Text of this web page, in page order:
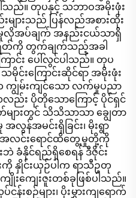
သည်။ တုပနှင့် သဘာဝအမိုးဖုံး
းများသည် ပြန်လည်အစားထိုး
မှုလိုအပ်ချက် အနည်းငယ်သာရှိ
ရိတ်ကို တွက်ချက်သည့်အခါ
ောင်း ပေါ်လွင်ပါသည်။ တုပ
င်းကြောင်းဆိုင်ရာ အမိုးဖုံး
ကျွမ်းကျင်သော လက်မှုပညာ
လည်း ပိုတိုသောကြောင့် ပိုင်ရှင်
ျားတွင် သိသိသာသာ ချွေတာ
လွန်အမင်းရှိခြင်း၊ မိုးရွာ
အလင်းရောင်ထိတွေ့မှုတို့ကို
ခံနိုင်ရည်ရှိစေရန် ဒီဇိုင်း
ကို နှိုင်းယှဉ်ပါက ရာသီဥတု
ကျေးဇူးတစ်ခုဖြစ်ပါသည်။
းစဉ်များ၊ ပိုးမွှားကျရောက်